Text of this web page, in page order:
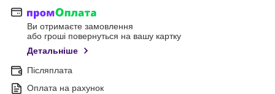
Ви отримаєте замовлення
або гроші повернуться на вашу картку
Детальніше
Післяплата
Оплата на рахунок